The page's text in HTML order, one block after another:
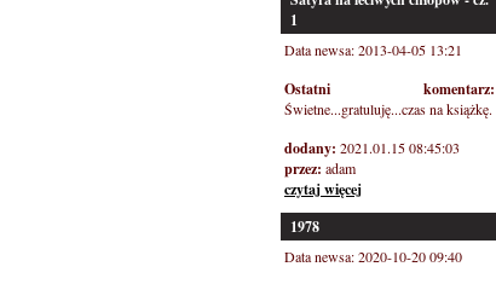
1
Data newsa: 2013-04-05 13:21
Ostatni komentarz:
Świetne...gratuluję...czas na książkę.
dodany: 2021.01.15 08:45:03
przez: adam
czytaj więcej
1978
Data newsa: 2020-10-20 09:40